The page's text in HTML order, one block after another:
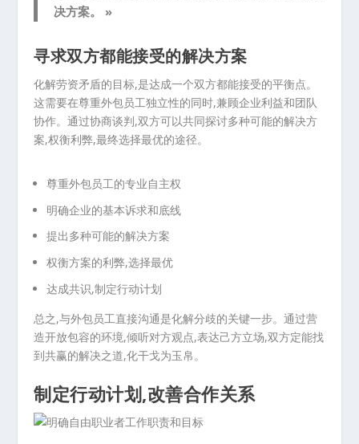
决方案。 »
寻求双方都能接受的解决方案
化解劳资矛盾的目标,是达成一个双方都能接受的平衡点。
这需要在尊重外包员工独立性的同时,兼顾企业利益和团队
协作。通过协商谈判,双方可以共同探讨多种可能的解决方
案,权衡利弊,最终选择最优的途径。
尊重外包员工的专业自主权
明确企业的基本诉求和底线
提出多种可能的解决方案
权衡方案的利弊,选择最优
达成共识,制定行动计划
总之,与外包员工直接沟通是化解分歧的关键一步。通过营
造开放包容的环境,倾听对方观点,表达己方立场,双方定能找
到共赢的解决之道,化干戈为玉帛。
制定行动计划,改善合作关系